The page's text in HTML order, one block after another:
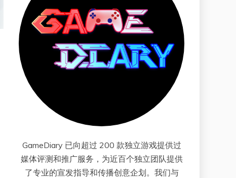
GameDiary 已向超过 200 款独立游戏提供过
媒体评测和推广服务，为近百个独立团队提供
了专业的宣发指导和传播创意企划。我们与